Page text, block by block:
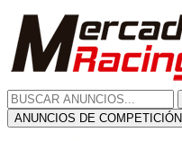
ANUNCIOS DE COMPETICIÓN